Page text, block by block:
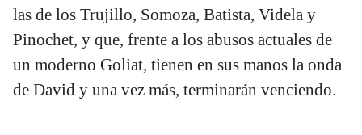
las de los Trujillo, Somoza, Batista, Videla y
Pinochet, y que, frente a los abusos actuales de
un moderno Goliat, tienen en sus manos la onda
de David y una vez más, terminarán venciendo.